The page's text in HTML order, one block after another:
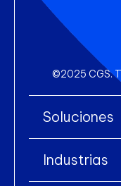
©2025 CGS.
Soluciones
Planificación
Industrias